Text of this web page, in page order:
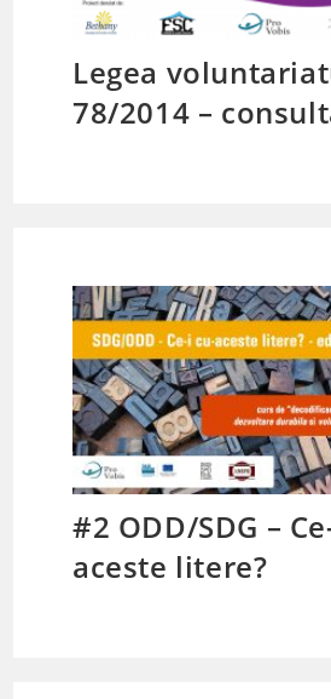
Legea
78/2014 –
#2 ODD/SDG –
aceste litere?